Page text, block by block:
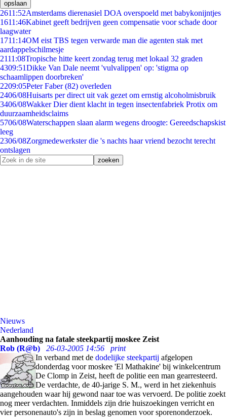
opslaan
2611:52Amsterdams dierenasiel DOA overspoeld met babykonijntjes
1611:46Kabinet geeft bedrijven geen compensatie voor schade door
laagwater
1711:14OM eist TBS tegen verwarde man die agenten stak met
aardappelschilmesje
2111:08Tropische hitte keert zondag terug met lokaal 32 graden
4309:51Dikke Van Dale neemt 'vulvalippen' op: 'stigma op
schaamlippen doorbreken'
2209:05Peter Faber (82) overleden
2406/08Huisarts per direct uit vak gezet om ernstig alcoholmisbruik
3406/08Wakker Dier dient klacht in tegen insectenfabriek Protix om
duurzaamheidsclaims
5706/08Waterschappen slaan alarm wegens droogte: Gereedschapskist
leeg
2306/08Zorgmedewerkster die 's nachts haar vriend bezocht terecht
ontslagen
Nieuws
Nederland
Aanhouding na fatale steekpartij moskee Zeist
Rob (R@b)
26-03-2005 14:56
print
In verband met de dodelijke steekpartij afgelopen
donderdag voor moskee 'El Mathakine' bij winkelcentrum
De Clomp in Zeist, heeft de politie een man gearresteerd.
De verdachte, de 40-jarige S. M., werd in het ziekenhuis
aangehouden waar hij gewond naar toe was vervoerd. De politie zoekt
nog meer verdachten. Inmiddels zijn drie huiszoekingen verricht en
vier personenauto's zijn in beslag genomen voor sporenonderzoek.